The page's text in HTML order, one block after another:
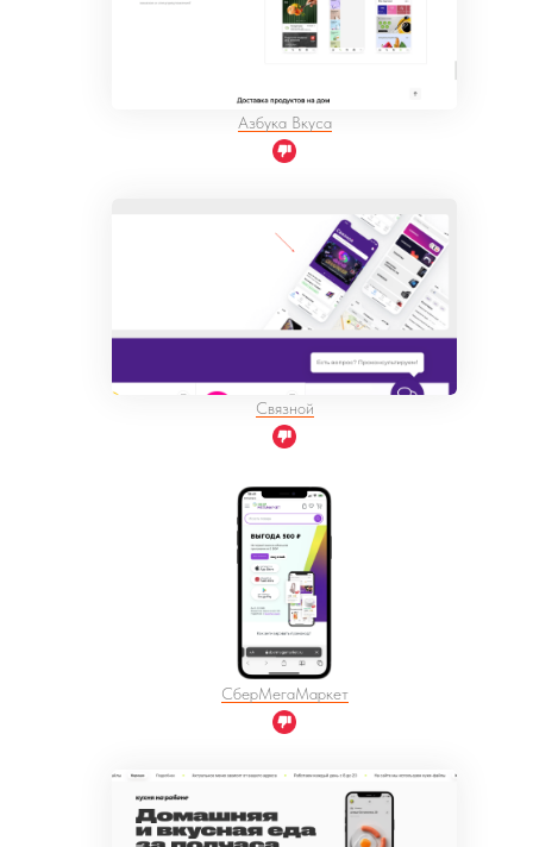
Азбука Вкуса
Связной
СберМегаМаркет